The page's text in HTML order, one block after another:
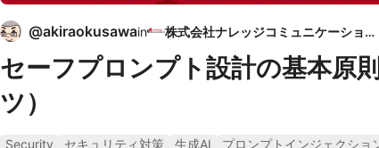
@akiraokusawain 株式会社ナレッジコミュニケーション
セーフプロンプト設計の基本原
ツ）
Security セキュリティ対策 生成AI プロンプトインジェクショ